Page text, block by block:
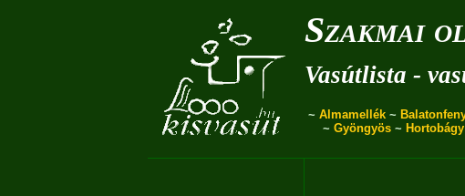
Szakmai
Vasútlista -
~ Almamellék~
~ Gyöngyös~ Hortobágy